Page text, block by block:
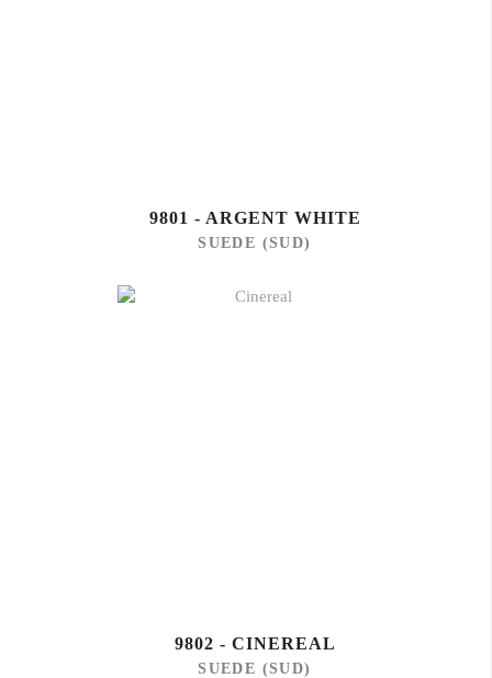
9801 - ARGENT WHITE
SUEDE (SUD)
9802 - CINEREAL
SUEDE (SUD)